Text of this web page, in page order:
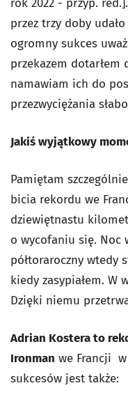
przez trzy doby
ogromny sukces
przekazem
namawiam ich do
przezwyciężania
Jakiś wyjątkowy
Pamiętam
bicia rekordu we
dziewiętnastu
o wycofaniu się. Noc
półtoraroczny wtedy
kiedy zasypiałem. W
Dzięki niemu
Adrian Kostera to
Ironman we Francji
sukcesów jest także: